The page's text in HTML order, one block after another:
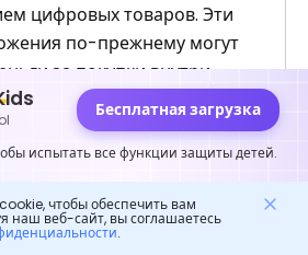
цифровых товаров. Эти
по-прежнему могут
за покупки внутри
за покупки в
Бесплатная загрузка
испытать все функции защиты детей.
чтобы обеспечить вам
наш веб-сайт, вы соглашаетесь
.